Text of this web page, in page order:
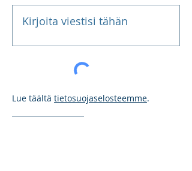
Lue täältä tietosuojaselosteemme.